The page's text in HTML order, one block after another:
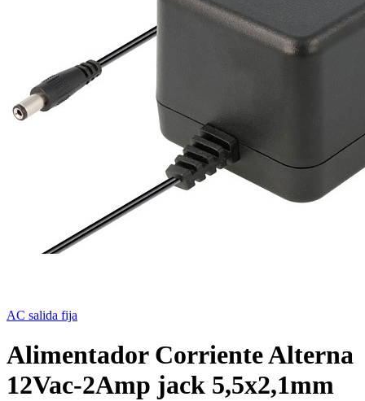
AC salida fija
Alimentador Corriente Alterna
12Vac-2Amp jack 5,5x2,1mm